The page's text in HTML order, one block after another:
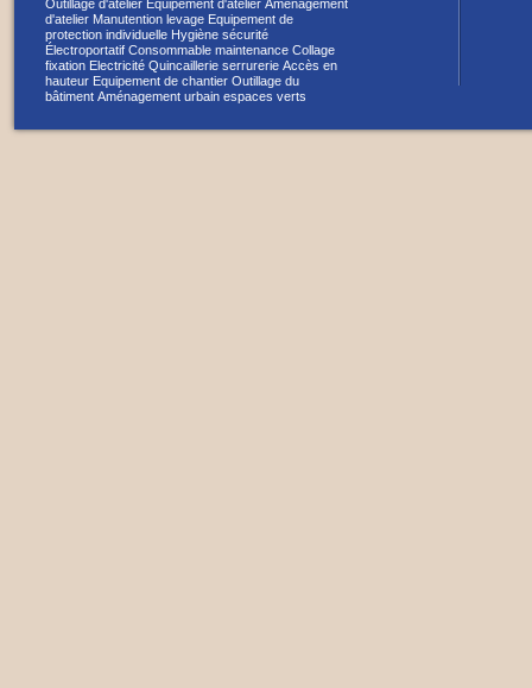
Outillage d'atelier Equipement d'atelier Aménagement
d'atelier Manutention levage Equipement de
protection individuelle Hygiène sécurité
Électroportatif Consommable maintenance Collage
fixation Electricité Quincaillerie serrurerie Accès en
hauteur Equipement de chantier Outillage du
bâtiment Aménagement urbain espaces verts